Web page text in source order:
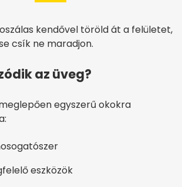
kendővel töröld át a felületet,
csík ne maradjon.
az üveg?
egyszerű okokra
eszközök